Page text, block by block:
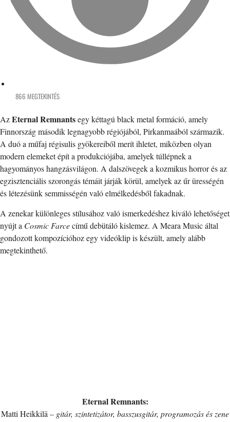
866 MEGTEKINTÉS
AzEternal Remnantsegy kéttagú black metal formáció, amely
Finnország második legnagyobb régiójából, Pirkanmaából származik.
A duó a műfaj régisulis gyökereiből merít ihletet, miközben olyan
modern elemeket épít a produkciójába, amelyek túllépnek a
hagyományos hangzásvilágon. A dalszövegek a kozmikus horror és az
egzisztenciális szorongás témáit járják körül, amelyek az űr ürességén
és létezésünk semmisségén való elmélkedésből fakadnak.
A zenekar különleges stílusához való ismerkedéshez kiváló lehetőséget
nyújt a Cosmic Farcecímű debütáló kislemez. A Meara Music által
gondozott kompozícióhoz egy videóklip is készült, amely alább
megtekinthető.
Eternal Remnants:
Matti Heikkilä – gitár, szintetizátor, basszusgitár, programozás és zene